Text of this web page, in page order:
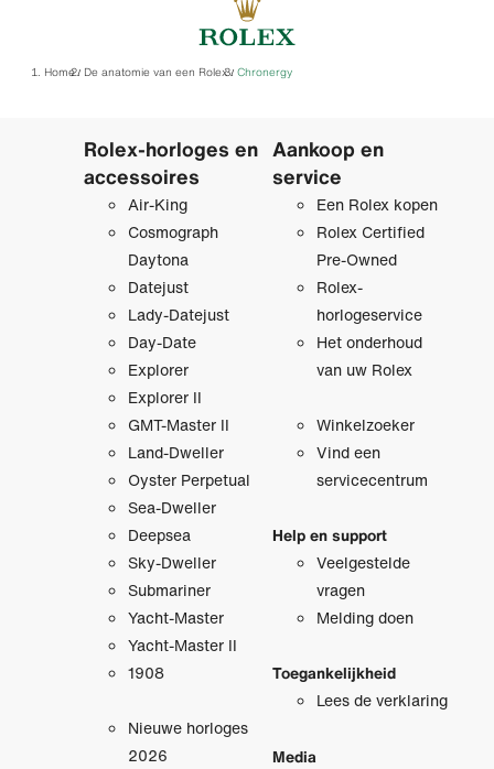
Home/ De anatomie van een Rolex/ Chronergy
Rolex-horloges en
accessoires
Air-King
Cosmograph
Daytona
Datejust
Lady-Datejust
Day-Date
Explorer
Explorer II
GMT-Master II
Land-Dweller
Oyster Perpetual
Sea-Dweller
Deepsea
Sky-Dweller
Submariner
Yacht-Master
Yacht-Master II
1908
Nieuwe horloges
2026
Aankoop en
service
Een Rolex kopen
Rolex Certified
Pre‑Owned
Rolex-
horlogeservice
Het onderhoud
van uw Rolex
Winkelzoeker
Vind een
servicecentrum
Help en support
Veelgestelde
vragen
Melding doen
Toegankelijkheid
Lees de verklaring
Media